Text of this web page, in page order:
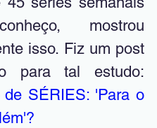
mostrou
isso. Fiz um post
de SÉRIES: 'Para o